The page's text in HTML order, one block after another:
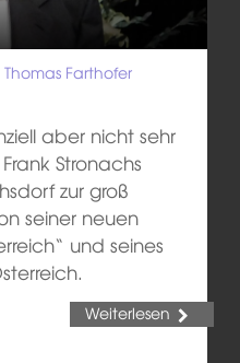
Thomas Farthofer
aber nicht sehr
Stronachs
zur groß
seiner neuen
und seines
Weiterlesen